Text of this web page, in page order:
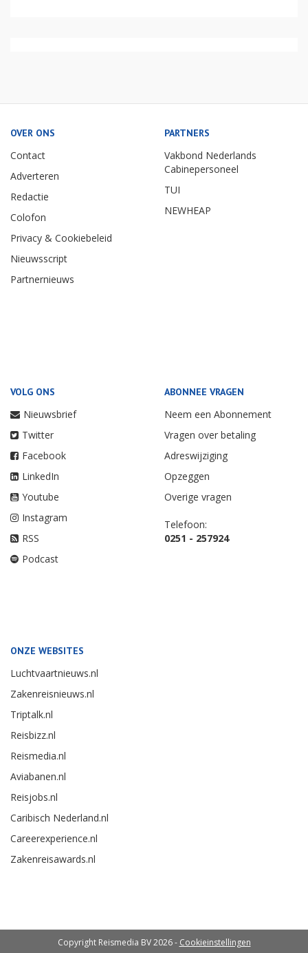
OVER ONS
Contact
Adverteren
Redactie
Colofon
Privacy & Cookiebeleid
Nieuwsscript
Partnernieuws
PARTNERS
Vakbond Nederlands
Cabinepersoneel
TUI
NEWHEAP
VOLG ONS
Nieuwsbrief
Twitter
Facebook
LinkedIn
Youtube
Instagram
RSS
Podcast
ABONNEE VRAGEN
Neem een Abonnement
Vragen over betaling
Adreswijziging
Opzeggen
Overige vragen
Telefoon:
0251 - 257924
ONZE WEBSITES
Luchtvaartnieuws.nl
Zakenreisnieuws.nl
Triptalk.nl
Reisbizz.nl
Reismedia.nl
Aviabanen.nl
Reisjobs.nl
Caribisch Nederland.nl
Careerexperience.nl
Zakenreisawards.nl
Copyright Reismedia BV 2026 - Cookieinstellingen